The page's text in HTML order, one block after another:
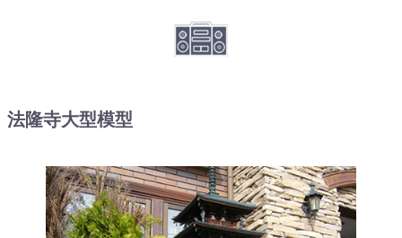
法隆寺大型模型